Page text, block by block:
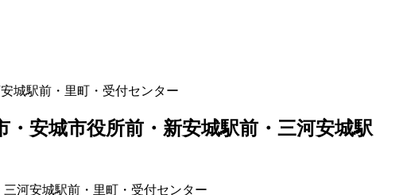
城駅前・里町・受付センター
安城市役所前・新安城駅前・三河安城駅